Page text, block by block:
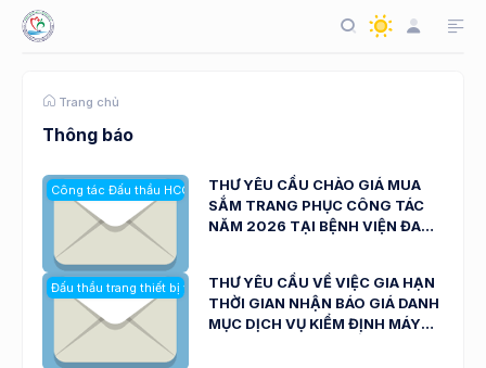
Trang chủ
Thông báo
Công tác Đấu thầu HCQT
THƯ YÊU CẦU CHÀO GIÁ MUA
SẮM TRANG PHỤC CÔNG TÁC
NĂM 2026 TẠI BỆNH VIỆN ĐA
Đấu thầu trang thiết bị y tế
THƯ YÊU CẦU VỀ VIỆC GIA HẠN
THỜI GIAN NHẬN BÁO GIÁ DANH
MỤC DỊCH VỤ KIỂM ĐỊNH MÁY